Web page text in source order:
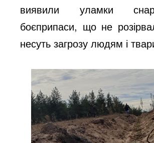
виявили уламки
боєприпаси, що не
несуть загрозу людям і